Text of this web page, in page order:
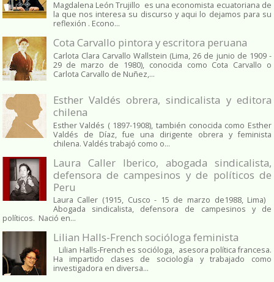
Magdalena León Trujillo es una economista ecuatoriana de
la que nos interesa su discurso y aqui lo dejamos para su
reflexión . Econo...
Cota Carvallo pintora y escritora peruana
Carlota Clara Carvallo Wallstein (Lima, 26 de junio de 1909 -
29 de marzo de 1980), conocida como Cota Carvallo o
Carlota Carvallo de Nuñez,...
Esther Valdés obrera, sindicalista y editora
chilena
Esther Valdés ( 1897-1908), también conocida como Esther
Valdés de Díaz, fue una dirigente obrera y feminista
chilena. Valdés trabajó como o...
Laura Caller Iberico, abogada sindicalista,
defensora de campesinos y de políticos de
Peru
Laura Caller (1915, Cusco - 15 de marzo de1988, Lima)
Abogada sindicalista, defensora de campesinos y de
políticos. Nació en...
Lilian Halls-French socióloga feminista
Lilian Halls-French es socióloga, asesora política francesa.
Ha impartido clases de sociología y trabajado como
investigadora en diversa...